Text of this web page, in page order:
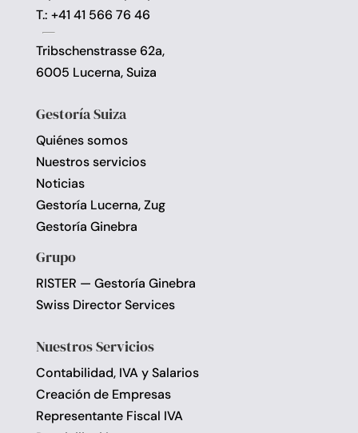
T.: +41 41 566 76 46
Tribschenstrasse 62a,
6005 Lucerna, Suiza
Gestoría Suiza
Quiénes somos
Nuestros servicios
Noticias
Gestoría Lucerna, Zug
Gestoría Ginebra
Grupo
RISTER — Gestoría Ginebra
Swiss Director Services
Nuestros Servicios
Contabilidad, IVA y Salarios
Creación de Empresas
Representante Fiscal IVA